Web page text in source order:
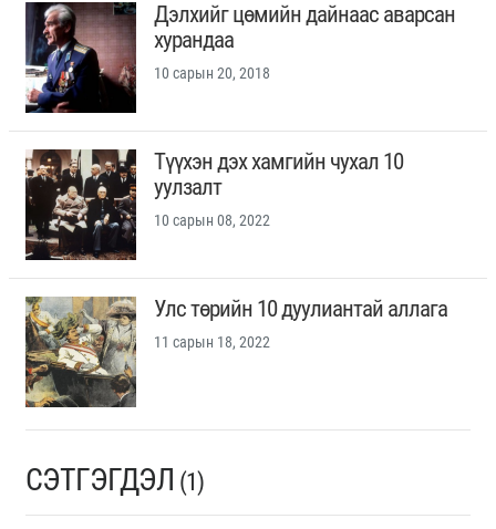
Дэлхийг цөмийн дайнаас аварсан
хурандаа
10 сарын 20, 2018
Түүхэн дэх хамгийн чухал 10
уулзалт
10 сарын 08, 2022
Улс төрийн 10 дуулиантай аллага
11 сарын 18, 2022
СЭТГЭГДЭЛ (1)